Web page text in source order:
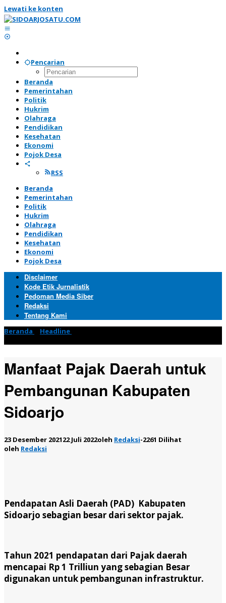
Lewati ke konten
Pencarian
Beranda
Pemerintahan
Politik
Hukrim
Olahraga
Pendidikan
Kesehatan
Ekonomi
Pojok Desa
RSS
Beranda
Pemerintahan
Politik
Hukrim
Olahraga
Pendidikan
Kesehatan
Ekonomi
Pojok Desa
Disclaimer
Kode Etik Jurnalistik
Pedoman Media Siber
Redaksi
Tentang Kami
Beranda Headline
Manfaat Pajak Daerah untuk
Pembangunan Kabupaten
Sidoarjo
23 Desember 202122 Juli 2022oleh Redaksi-2261 Dilihat
oleh Redaksi
Pendapatan Asli Daerah (PAD) Kabupaten
Sidoarjo sebagian besar dari sektor pajak.
Tahun 2021 pendapatan dari Pajak daerah
mencapai Rp 1 Trilliun yang sebagian Besar
digunakan untuk pembangunan infrastruktur.